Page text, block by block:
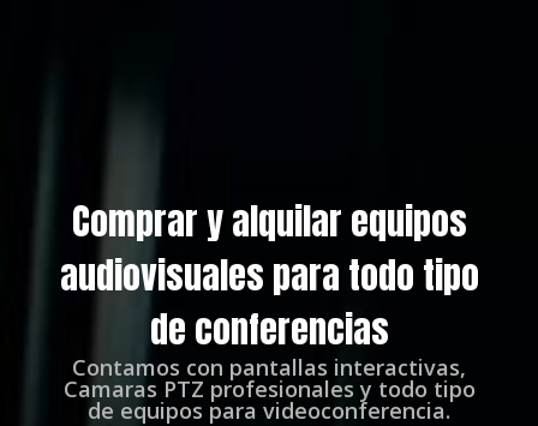
Comprar y alquilar equipos
audiovisuales para todo tipo
de conferencias
Contamos con pantallas interactivas,
Camaras PTZ profesionales y todo tipo
de equipos para videoconferencia.